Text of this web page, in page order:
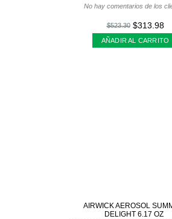
No hay comentarios de los
$523.30 $313.98
AÑADIR AL CARRITO
AIRWICK AEROSOL
DELIGHT 6.17 OZ